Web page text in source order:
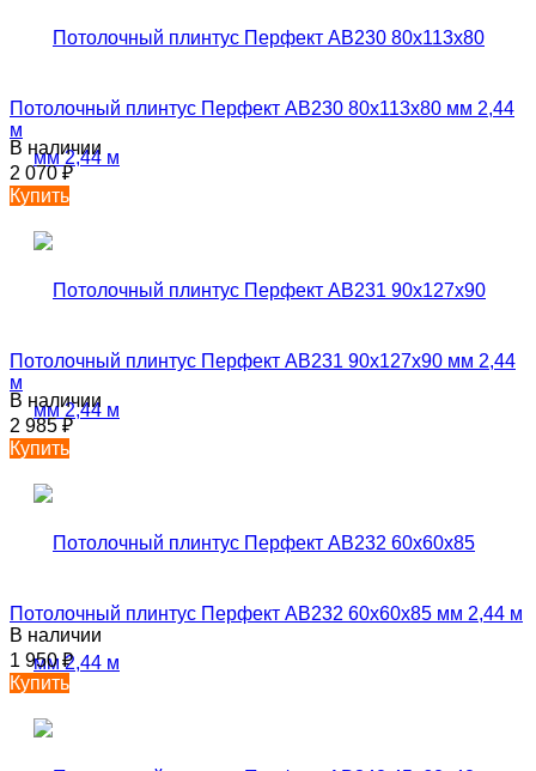
Потолочный плинтус Перфект AB230 80х113х80 мм 2,44
м
В наличии
2 070₽
Купить
Потолочный плинтус Перфект AB231 90х127х90 мм 2,44
м
В наличии
2 985₽
Купить
Потолочный плинтус Перфект AB232 60х60х85 мм 2,44 м
В наличии
1 950₽
Купить